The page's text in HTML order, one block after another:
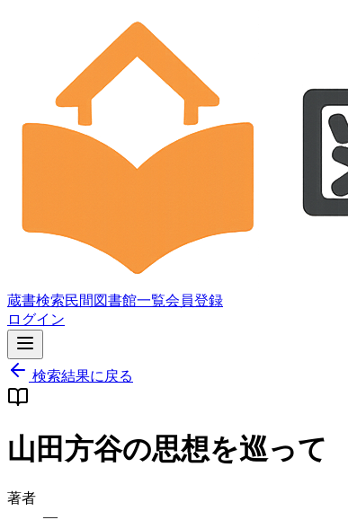
蔵書検索民間図書館一覧会員登録
ログイン
検索結果に戻る
山田方谷の思想を巡って
著者
—